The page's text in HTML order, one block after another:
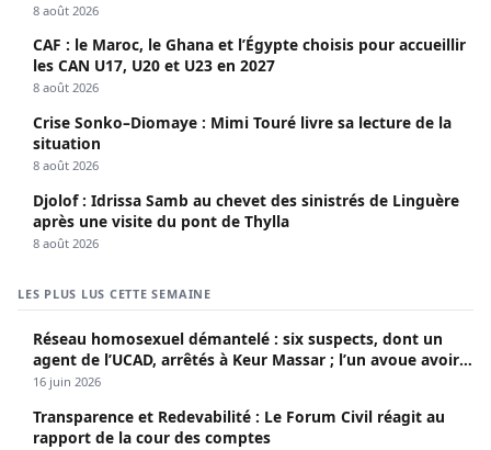
8 août 2026
CAF : le Maroc, le Ghana et l’Égypte choisis pour accueillir
les CAN U17, U20 et U23 en 2027
8 août 2026
Crise Sonko–Diomaye : Mimi Touré livre sa lecture de la
situation
8 août 2026
Djolof : Idrissa Samb au chevet des sinistrés de Linguère
après une visite du pont de Thylla
8 août 2026
LES PLUS LUS CETTE SEMAINE
Réseau homosexuel démantelé : six suspects, dont un
agent de l’UCAD, arrêtés à Keur Massar ; l’un avoue avoir
propagé le VIH depuis 2018
16 juin 2026
Transparence et Redevabilité : Le Forum Civil réagit au
rapport de la cour des comptes